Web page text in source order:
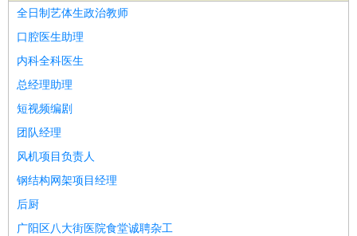
全日制艺体生政治教师
口腔医生助理
内科全科医生
总经理助理
短视频编剧
团队经理
风机项目负责人
钢结构网架项目经理
后厨
广阳区八大街医院食堂诚聘杂工